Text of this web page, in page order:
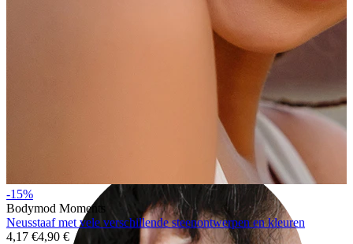
-15%
Bodymod Moments
Neusstaaf met vele verschillende steenontwerpen en kleuren
4,17 €4,90 €